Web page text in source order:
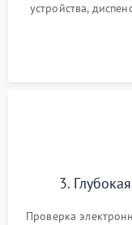
устройства,
внутренних
Промывка
3.
Проверка